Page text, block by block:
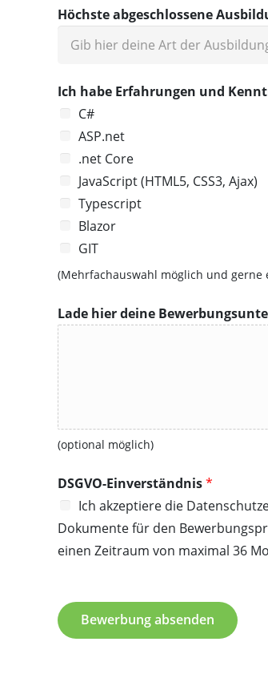
Höchste abgeschlossene
Ich habe Erfahrungen und
C#
ASP.net
.net Core
JavaScript (HTML5, CSS3, Ajax)
Typescript
Blazor
GIT
(Mehrfachauswahl möglich und gerne
Lade hier deine
(optional möglich)
DSGVO-Einverständnis*
Ich akzeptiere die
Dokumente für den
einen Zeitraum von maximal 36
Bewerbung absenden